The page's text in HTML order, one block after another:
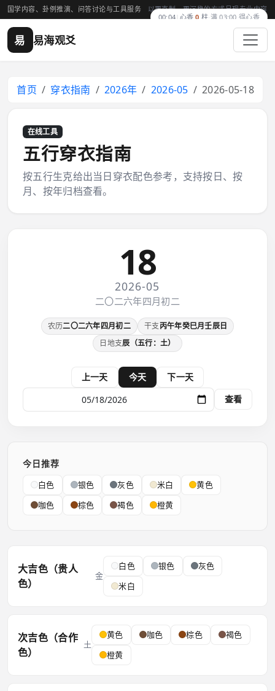
国学内容、卦例推演、问答讨论与工具服务 以更克制、更沉稳的方式呈现专业内容
易 易海观爻
首页 穿衣指南 2026年 2026-05 2026-05-18
在线工具
五行穿衣指南
按五行生克给出当日穿衣配色参考，支持按日、按
月、按年归档查看。
18
2026-05
二〇二六年四月初二
农历二〇二六年四月初二 干支丙午年癸巳月壬辰日
日地支辰（五行：土）
上一天 今天
下一天
查看
今日推荐
白色 银色 灰色 米白
黄色
咖色
棕色 褐色 橙黄
大吉色（贵人
色）
金
白色 银色
灰色
米白
次吉色（合作
色）
土
黄色 咖色 棕色
褐色
橙黄
00:04 心香0 柱· 满 03:00 得心香